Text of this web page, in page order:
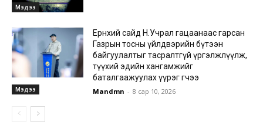
Мэдээ
Мэдээ
Ерөнхий сайд Н.Учрал гацаанаас гарсан
Газрын тосны үйлдвэрийн бүтээн
байгуулалтыг тасралтгүй үргэлжлүүлж,
түүхий эдийн хангамжийг
баталгаажуулах үүрэг өгчээ
Mandmn - 8 сар 10, 2026